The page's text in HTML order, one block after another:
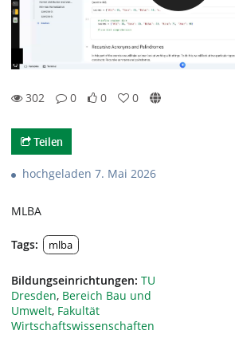
302
0
0
0
Teilen
hochgeladen 7. Mai 2026
MLBA
Tags: mlba
Bildungseinrichtungen: TU
Dresden, Bereich Bau und
Umwelt, Fakultät
Wirtschaftswissenschaften